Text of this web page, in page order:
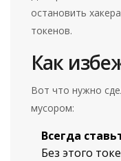
остановить
токенов.
Как
Вот что нужно
мусором:
Всегда
Без этого